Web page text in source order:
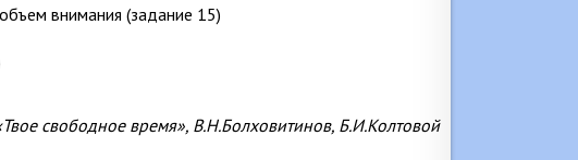
свободное время», В.Н.Болховитинов, Б.И.Колтовой